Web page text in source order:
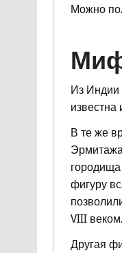
Можно
Из Индии
известна
В те же
фигуру
VIII
Другая